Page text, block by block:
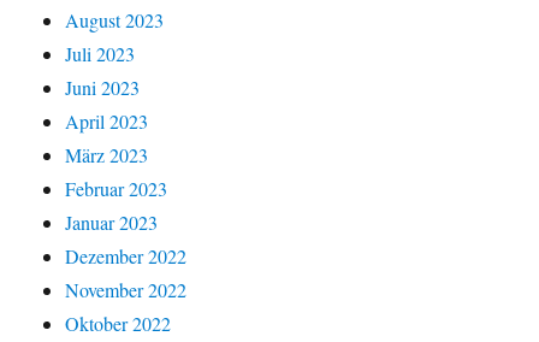
August 2023
Juli 2023
Juni 2023
April 2023
März 2023
Februar 2023
Januar 2023
Dezember 2022
November 2022
Oktober 2022